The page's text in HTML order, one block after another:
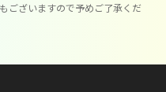
ございますので予めご了承くだ